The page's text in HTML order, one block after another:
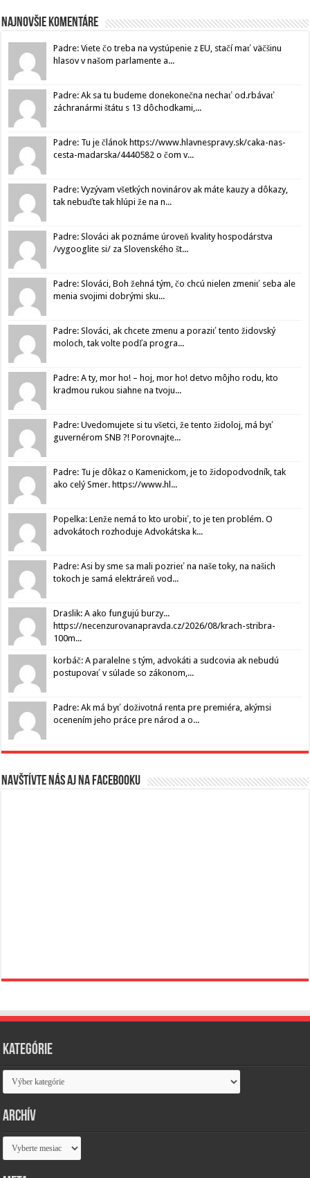
Najnovšie komentáre
Padre: Viete čo treba na vystúpenie z EU, stačí mať väčšinu
hlasov v našom parlamente a...
Padre: Ak sa tu budeme donekonečna nechať od.rbávať
záchranármi štátu s 13 dôchodkami,...
Padre: Tu je článok https://www.hlavnespravy.sk/caka-nas-
cesta-madarska/4440582 o čom v...
Padre: Vyzývam všetkých novinárov ak máte kauzy a dôkazy,
tak nebuďte tak hlúpi že na n...
Padre: Slováci ak poznáme úroveň kvality hospodárstva
/vygooglite si/ za Slovenského št...
Padre: Slováci, Boh žehná tým, čo chcú nielen zmeniť seba ale
menia svojimi dobrými sku...
Padre: Slováci, ak chcete zmenu a poraziť tento židovský
moloch, tak volte podľa progra...
Padre: A ty, mor ho! – hoj, mor ho! detvo môjho rodu, kto
kradmou rukou siahne na tvoju...
Padre: Uvedomujete si tu všetci, že tento židoloj, má byť
guvernérom SNB ?! Porovnajte...
Padre: Tu je dôkaz o Kamenickom, je to židopodvodník, tak
ako celý Smer. https://www.hl...
Popelka: Lenže nemá to kto urobiť, to je ten problém. O
advokátoch rozhoduje Advokátska k...
Padre: Asi by sme sa mali pozrieť na naše toky, na našich
tokoch je samá elektráreň vod...
Draslik: A ako fungujú burzy...
https://necenzurovanapravda.cz/2026/08/krach-stribra-
100m...
korbáč: A paralelne s tým, advokáti a sudcovia ak nebudú
postupovať v súlade so zákonom,...
Padre: Ak má byť doživotná renta pre premiéra, akýmsi
ocenením jeho práce pre národ a o...
Navštívte nás aj na Facebooku
Kategórie
Kategórie
Archív
Archív